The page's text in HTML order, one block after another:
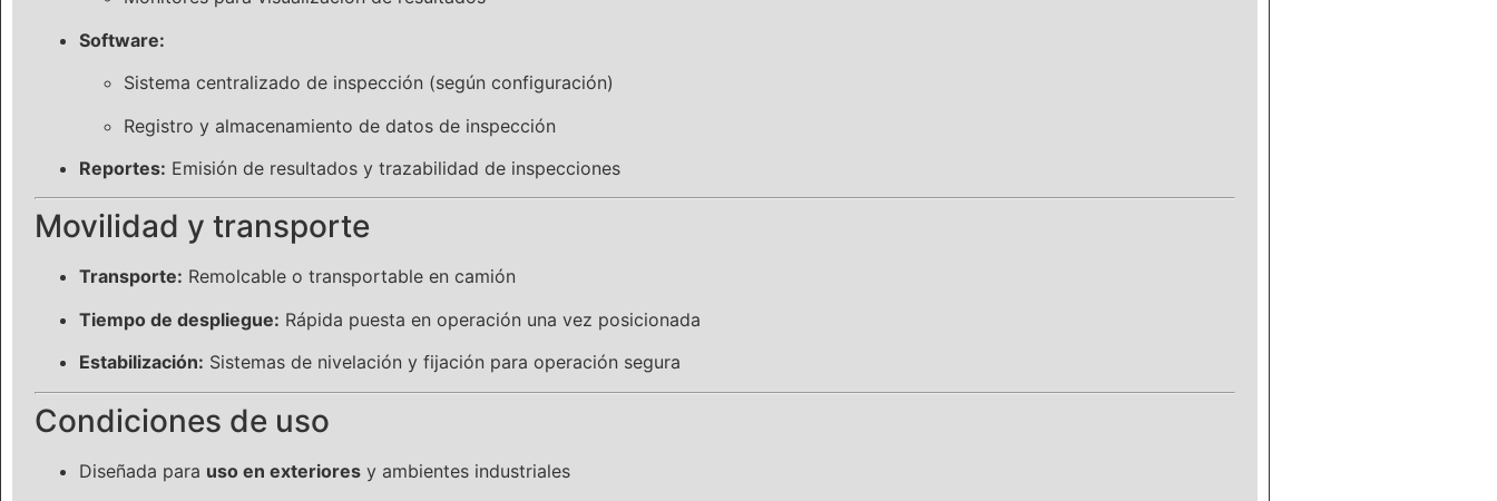
Software:
Sistema centralizado de inspección (según configuración)
Registro y almacenamiento de datos de inspección
Reportes: Emisión de resultados y trazabilidad de inspecciones
Movilidad y transporte
Transporte: Remolcable o transportable en camión
Tiempo de despliegue: Rápida puesta en operación una vez posicionada
Estabilización: Sistemas de nivelación y fijación para operación segura
Condiciones de uso
Diseñada para uso en exteriores y ambientes industriales